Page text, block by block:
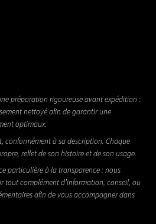
préparation rigoureuse avant expédition :
nettoyé afin de garantir une
optimaux.
conformément à sa description. Chaque
reflet de son histoire et de son usage.
particulière à la transparence : nous
tout complément d’information, conseil, ou
afin de vous accompagner dans